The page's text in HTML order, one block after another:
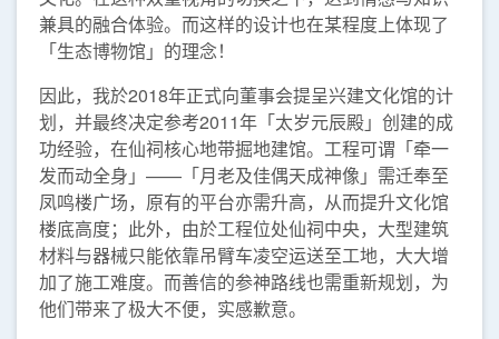
兼具的融合体验。而这样的设计也在某程度上体现了
「生态博物馆」的理念！
因此，我於2018年正式向董事会提呈兴建文化馆的计
划，并最终决定参考2011年「太岁元辰殿」创建的成
功经验，在仙祠核心地带掘地建馆。工程可谓「牵一
发而动全身」——「月老及佳偶天成神像」需迁奉至
凤鸣楼广场，原有的平台亦需升高，从而提升文化馆
楼底高度；此外，由於工程位处仙祠中央，大型建筑
材料与器械只能依靠吊臂车凌空运送至工地，大大增
加了施工难度。而善信的参神路线也需重新规划，为
他们带来了极大不便，实感歉意。